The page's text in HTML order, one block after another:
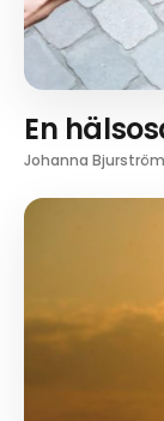
En
Johanna Bjurström